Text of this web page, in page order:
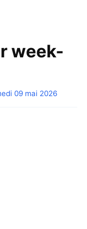
week-
09 mai 2026